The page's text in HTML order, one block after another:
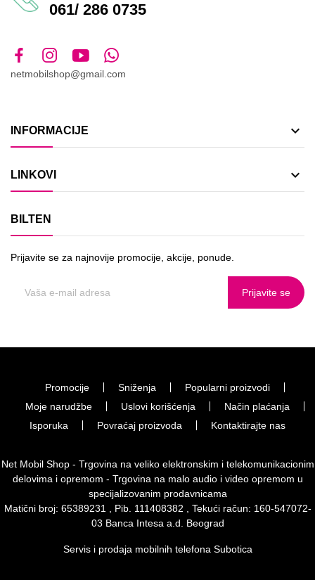
061/ 286 0735
netmobilshop@gmail.com
INFORMACIJE 
LINKOVI 
BILTEN
Prijavite se za najnovije promocije, akcije, ponude.
Prijavite se
Promocije Sniženja
Popularni proizvodi
Moje narudžbe
Uslovi korišćenja
Način plaćanja
Isporuka
Povraćaj proizvoda Kontaktirajte nas
Net Mobil Shop - Trgovina na veliko elektronskim i telekomunikacionim
delovima i opremom - Trgovina na malo audio i video opremom u
specijalizovanim prodavnicama
Matični broj: 65389231 , Pib. 111408382 , Tekući račun: 160-547072-
03 Banca Intesa a.d. Beograd
Servis i prodaja mobilnih telefona Subotica